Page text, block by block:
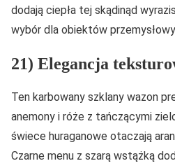
dodają ciepła tej skądinąd
wybór dla obiektów
21) Elegancja
Ten karbowany szklany wazon
anemony i róże z tańczącymi
świece huraganowe otaczają
Czarne menu z szarą wstążką